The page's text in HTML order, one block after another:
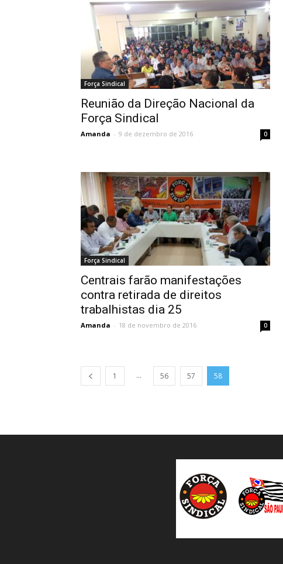
Força Sindical
Reunião da Direção Nacional da
Força Sindical
Amanda - 9 de dezembro de 2016 0
Força Sindical
Centrais farão manifestações
contra retirada de direitos
trabalhistas dia 25
Amanda - 18 de novembro de 2016 0
1 ... 56 57 58